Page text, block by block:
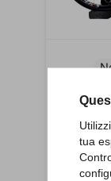
tua
Gravel